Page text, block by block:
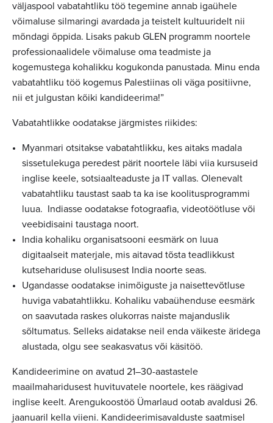
väljaspool vabatahtliku töö tegemine annab igaühele
võimaluse silmaringi avardada ja teistelt kultuuridelt nii
mõndagi õppida. Lisaks pakub GLEN programm noortele
professionaalidele võimaluse oma teadmiste ja
kogemustega kohalikku kogukonda panustada. Minu enda
vabatahtliku töö kogemus Palestiinas oli väga positiivne,
nii et julgustan kõiki kandideerima!”
Vabatahtlikke oodatakse järgmistes riikides:
Myanmari otsitakse vabatahtlikku, kes aitaks madala
sissetulekuga peredest pärit noortele läbi viia kursuseid
inglise keele, sotsiaalteaduste ja IT vallas. Olenevalt
vabatahtliku taustast saab ta ka ise koolitusprogrammi
luua. Indiasse oodatakse fotograafia, videotöötluse või
veebidisaini taustaga noort.
India kohaliku organisatsooni eesmärk on luua
digitaalseit materjale, mis aitavad tõsta teadlikkust
kutsehariduse olulisusest India noorte seas.
Ugandasse oodatakse inimõiguste ja naisettevõtluse
huviga vabatahtlikku. Kohaliku vabaühenduse eesmärk
on saavutada raskes olukorras naiste majanduslik
sõltumatus. Selleks aidatakse neil enda väikeste äridega
alustada, olgu see seakasvatus või käsitöö.
Kandideerimine on avatud 21–30-aastastele
maailmaharidusest huvituvatele noortele, kes räägivad
inglise keelt. Arengukoostöö Ümarlaud ootab avaldusi 26.
jaanuaril kella viieni. Kandideerimisavalduste saatmisel